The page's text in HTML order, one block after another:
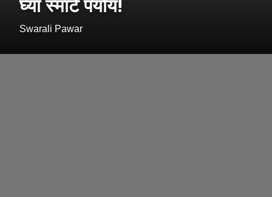
घ्या स्मार्ट पर्याय!
Swarali Pawar